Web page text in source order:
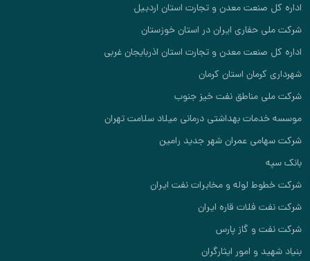
معدن و تجارت استان اردبیل
ایران در استان خوزستان
معدن و تجارت استان اذربایجان غربی
استان کرمان
نفت خیز جنوب
بهداشتی درمانی میلاد سلامت تهران
عمران شهر جدید رامین
و مخابرات نفت ایران
قاره ایران
گاز پارس
ایثارگران